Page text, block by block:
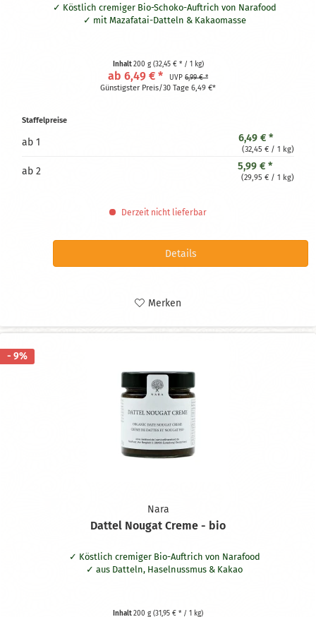
Köstlich cremiger Bio-Schoko-Auftrich von Narafood
mit Mazafatai-Datteln & Kakaomasse
Inhalt200 g (32,45 € * / 1 kg)
ab 6,49 € * UVP6,99 € *
Günstigster Preis/30 Tage 6,49 €*
Staffelpreise
ab 1 6,49 € *
(32,45 € / 1 kg)
ab 2 5,99 € *
(29,95 € / 1 kg)
Derzeit nicht lieferbar
Details
Merken
- 9%
Nara
Dattel Nougat Creme - bio
Köstlich cremiger Bio-Auftrich von Narafood
aus Datteln, Haselnussmus & Kakao
Inhalt200 g(31,95 € * / 1 kg)